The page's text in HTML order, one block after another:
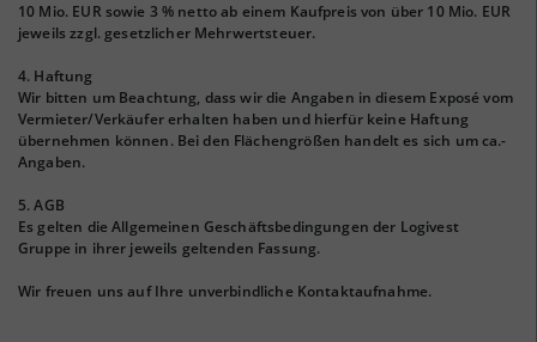
10 Mio. EUR sowie 3 % netto ab einem Kaufpreis von über 10 Mio. EUR
jeweils zzgl. gesetzlicher Mehrwertsteuer.
4. Haftung
Wir bitten um Beachtung, dass wir die Angaben in diesem Exposé vom
Vermieter/Verkäufer erhalten haben und hierfür keine Haftung
übernehmen können. Bei den Flächengrößen handelt es sich um ca.-
Angaben.
5. AGB
Es gelten die Allgemeinen Geschäftsbedingungen der Logivest
Gruppe in ihrer jeweils geltenden Fassung.
Wir freuen uns auf Ihre unverbindliche Kontaktaufnahme.